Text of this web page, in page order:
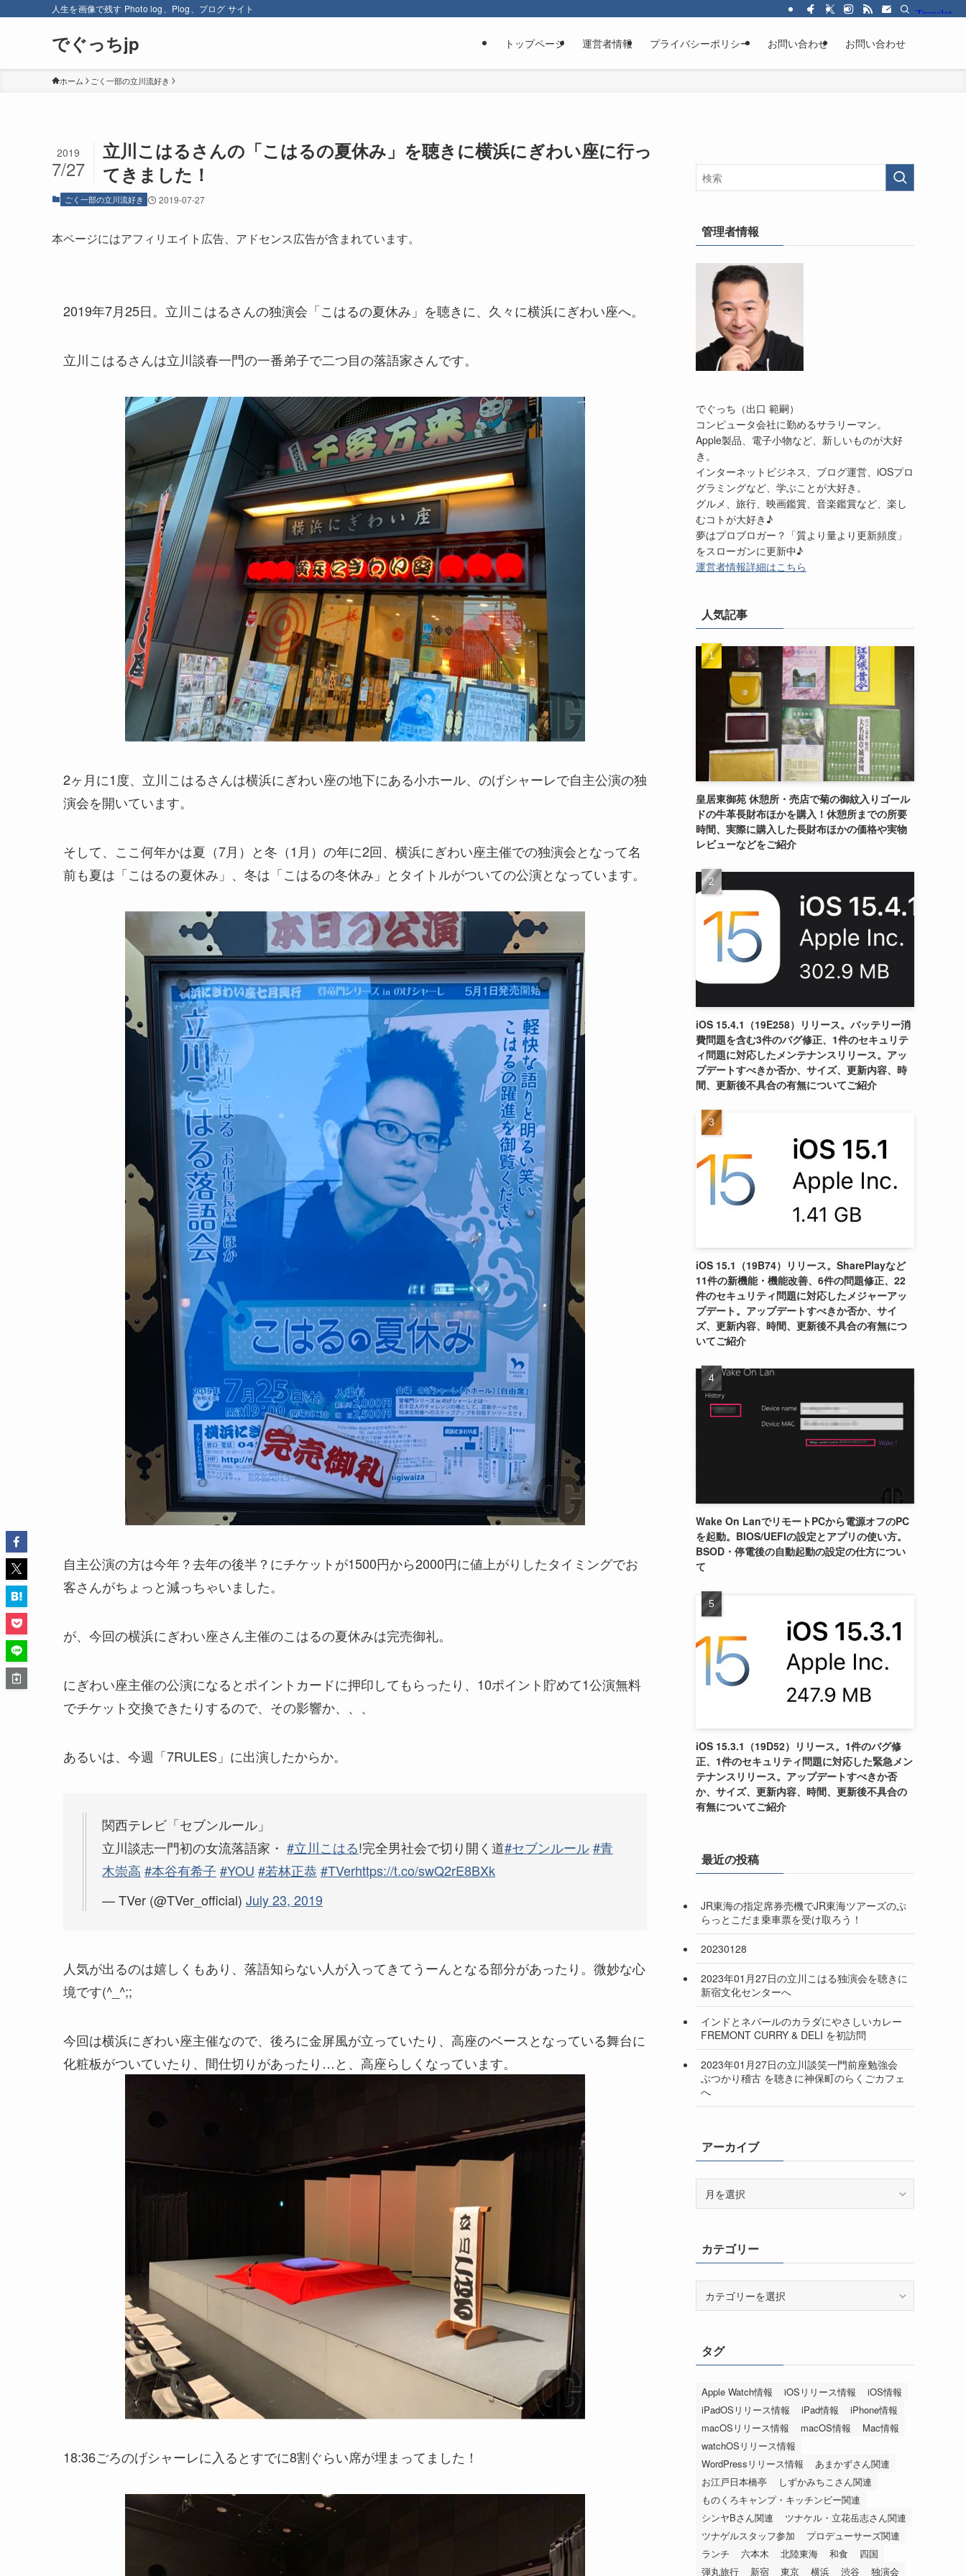
人生を画像で残す Photo log、Plog、プログ サイト
でぐっちjp トップページ 運営者情報 プライバシーポリシー お問い合わせ お問い合わせ
ホーム ごく一部の立川流好き
立川こはるさんの「こはるの夏休み」を聴きに横浜にぎわい座に行っ
てきました！
2019
7/27
ごく一部の立川流好き 2019-07-27
本ページにはアフィリエイト広告、アドセンス広告が含まれています。
2019年7月25日。立川こはるさんの独演会「こはるの夏休み」を聴きに、久々に横浜にぎわい座へ。
立川こはるさんは立川談春一門の一番弟子で二つ目の落語家さんです。
2ヶ月に1度、立川こはるさんは横浜にぎわい座の地下にある小ホール、のげシャーレで自主公演の独
演会を開いています。
そして、ここ何年かは夏（7月）と冬（1月）の年に2回、横浜にぎわい座主催での独演会となって名
前も夏は「こはるの夏休み」、冬は「こはるの冬休み」とタイトルがついての公演となっています。
自主公演の方は今年？去年の後半？にチケットが1500円から2000円に値上がりしたタイミングでお
客さんがちょっと減っちゃいました。
が、今回の横浜にぎわい座さん主催のこはるの夏休みは完売御礼。
にぎわい座主催の公演になるとポイントカードに押印してもらったり、10ポイント貯めて1公演無料
でチケット交換できたりするので、その影響か、、、
あるいは、今週「7RULES」に出演したからか。
関西テレビ「セブンルール」
立川談志一門初の女流落語家・ #立川こはる!完全男社会で切り開く道#セブンルール#青
木崇高 #本谷有希子 #YOU #若林正恭 #TVerhttps://t.co/swQ2rE8BXk
— TVer (@TVer_official) July 23, 2019
人気が出るのは嬉しくもあり、落語知らない人が入ってきてうーんとなる部分があったり。微妙な心
境です(^_^;;
今回は横浜にぎわい座主催なので、後ろに金屏風が立っていたり、高座のベースとなっている舞台に
化粧板がついていたり、間仕切りがあったり…と、高座らしくなっています。
18:36ごろのげシャーレに入るとすでに8割ぐらい席が埋まってました！
管理者情報
でぐっち（出口 範嗣）
コンピュータ会社に勤めるサラリーマン。
Apple製品、電子小物など、新しいものが大好
き。
インターネットビジネス、ブログ運営、iOSプロ
グラミングなど、学ぶことが大好き。
グルメ、旅行、映画鑑賞、音楽鑑賞など、楽し
むコトが大好き♪
夢はプロブロガー？「質より量より更新頻度」
をスローガンに更新中♪
運営者情報詳細はこちら
人気記事
皇居東御苑 休憩所・売店で菊の御紋入りゴール
ドの牛革長財布ほかを購入！休憩所までの所要
時間、実際に購入した長財布ほかの価格や実物
レビューなどをご紹介
iOS 15.4.1（19E258）リリース。バッテリー消
費問題を含む3件のバグ修正、1件のセキュリテ
ィ問題に対応したメンテナンスリリース。アッ
プデートすべきか否か、サイズ、更新内容、時
間、更新後不具合の有無についてご紹介
iOS 15.1（19B74）リリース。SharePlayなど
11件の新機能・機能改善、6件の問題修正、22
件のセキュリティ問題に対応したメジャーアッ
プデート。アップデートすべきか否か、サイ
ズ、更新内容、時間、更新後不具合の有無につ
いてご紹介
Wake On LanでリモートPCから電源オフのPC
を起動。BIOS/UEFIの設定とアプリの使い方。
BSOD・停電後の自動起動の設定の仕方につい
て
iOS 15.3.1（19D52）リリース。1件のバグ修
正、1件のセキュリティ問題に対応した緊急メン
テナンスリリース。アップデートすべきか否
か、サイズ、更新内容、時間、更新後不具合の
有無についてご紹介
最近の投稿
JR東海の指定席券売機でJR東海ツアーズのぷ
らっとこだま乗車票を受け取ろう！
20230128
2023年01月27日の立川こはる独演会を聴きに
新宿文化センターへ
インドとネパールのカラダにやさしいカレー
FREMONT CURRY & DELI を初訪問
2023年01月27日の立川談笑一門前座勉強会
ぶつかり稽古 を聴きに神保町のらくごカフェ
へ
アーカイブ
ブカテゴリー
ータグ
Apple Watch情報 iOSリリース情報
iOS情報
iPadOSリリース情報
iPad情報
iPhone情報
macOSリリース情報
macOS情報
Mac情報
watchOSリリース情報
WordPressリリース情報
あまかずさん関連
お江戸日本橋亭
しずかみちこさん関連
ものくろキャンプ・キッチンビー関連
シンヤBさん関連
ツナケル・立花岳志さん関連
ツナゲルスタッフ参加
プロデューサーズ関連
ランチ
六本木 北陸東海 和食
四国
弾丸旅行
新宿 東京 横浜 渋谷 独演会